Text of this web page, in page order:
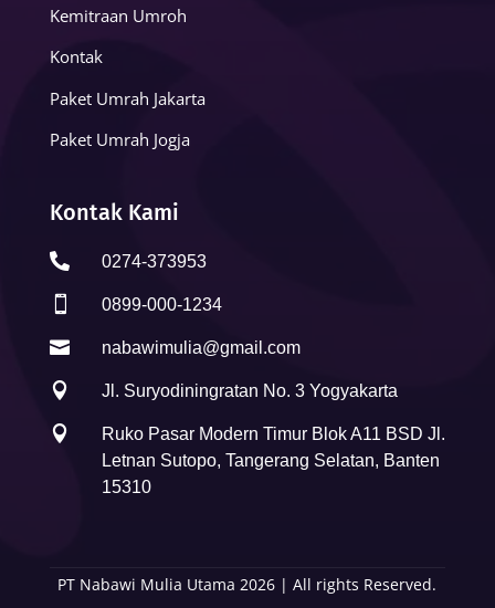
Kemitraan Umroh
Kontak
Paket Umrah Jakarta
Paket Umrah Jogja
Kontak Kami
 0274-373953
 0899-000-1234
 nabawimulia@gmail.com
 Jl. Suryodiningratan No. 3 Yogyakarta

Ruko Pasar Modern Timur Blok A11 BSD Jl.
Letnan Sutopo, Tangerang Selatan, Banten
15310
PT Nabawi Mulia Utama 2026 | All rights Reserved.